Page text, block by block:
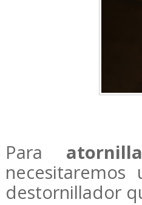
Para
destornillador